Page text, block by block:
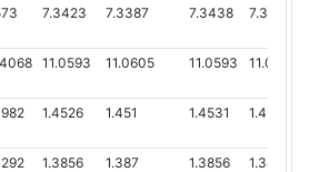
7.3423 7.3387 7.3438 7.3278
11.0593 11.0605 11.0593 11.0343
1.4526 1.451 1.4531 1.4504
1.3856 1.387 1.3856 1.3828